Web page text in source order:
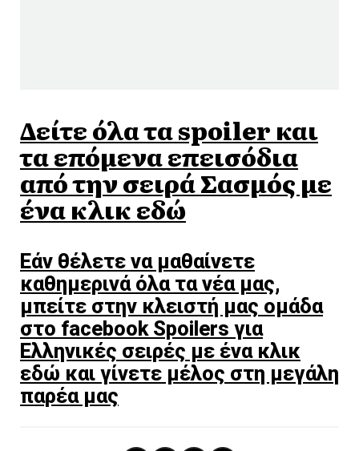
Δείτε όλα τα spoiler και
τα επόμενα επεισόδια
από την σειρά Σασμός με
ένα κλικ εδώ
Εάν θέλετε να μαθαίνετε
καθημερινά όλα τα νέα μας,
μπείτε στην κλειστή μας ομάδα
στο facebook Spoilers για
Ελληνικές σειρές με ένα κλικ
εδώ και γίνετε μέλος στη μεγάλη
παρέα μας